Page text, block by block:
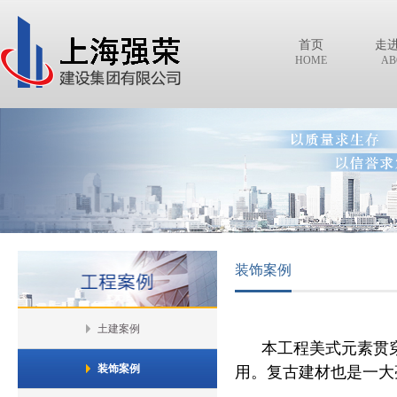
首页
HOME
走
土建案例
装饰案例
装饰案例
本工程美式元素贯
用。复古建材也是一